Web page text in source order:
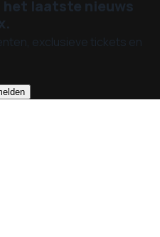
het laatste nieuws
exclusieve tickets en